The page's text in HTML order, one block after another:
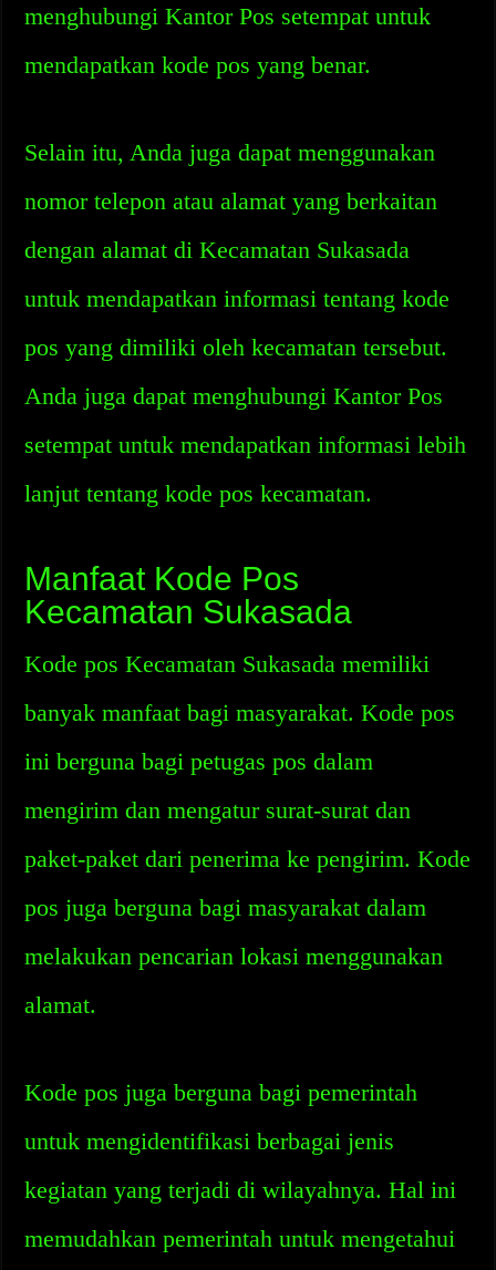
menghubungi Kantor Pos setempat untuk
mendapatkan kode pos yang benar.
Selain itu, Anda juga dapat menggunakan
nomor telepon atau alamat yang berkaitan
dengan alamat di Kecamatan Sukasada
untuk mendapatkan informasi tentang kode
pos yang dimiliki oleh kecamatan tersebut.
Anda juga dapat menghubungi Kantor Pos
setempat untuk mendapatkan informasi lebih
lanjut tentang kode pos kecamatan.
Manfaat Kode Pos
Kecamatan Sukasada
Kode pos Kecamatan Sukasada memiliki
banyak manfaat bagi masyarakat. Kode pos
ini berguna bagi petugas pos dalam
mengirim dan mengatur surat-surat dan
paket-paket dari penerima ke pengirim. Kode
pos juga berguna bagi masyarakat dalam
melakukan pencarian lokasi menggunakan
alamat.
Kode pos juga berguna bagi pemerintah
untuk mengidentifikasi berbagai jenis
kegiatan yang terjadi di wilayahnya. Hal ini
memudahkan pemerintah untuk mengetahui